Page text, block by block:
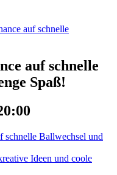
auf schnelle
auf schnelle
Spaß!
schnelle Ballwechsel und
Ideen und coole